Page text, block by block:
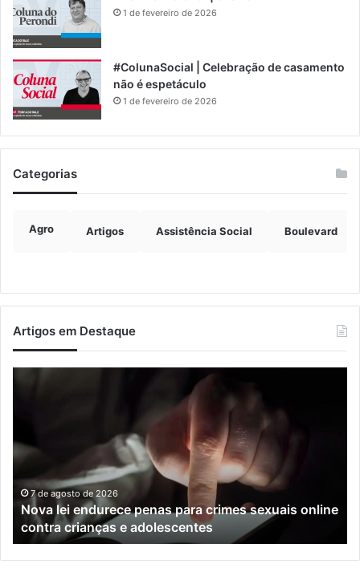
1 de fevereiro de 2026
#ColunaSocial | Celebração de casamento
não é espetáculo
1 de fevereiro de 2026
Categorias
Agro Artigos Assistência Social Boulevard
Artigos em Destaque
para
crimes
sexuais
online
contra
crianças
e
adolescentes
7 de agosto de 2026
Nova lei endurece penas para crimes sexuais online
contra crianças e adolescentes